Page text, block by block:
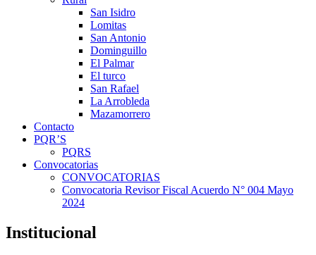
San Isidro
Lomitas
San Antonio
Dominguillo
El Palmar
El turco
San Rafael
La Arrobleda
Mazamorrero
Contacto
PQR’S
PQRS
Convocatorias
CONVOCATORIAS
Convocatoria Revisor Fiscal Acuerdo N° 004 Mayo
2024
Institucional